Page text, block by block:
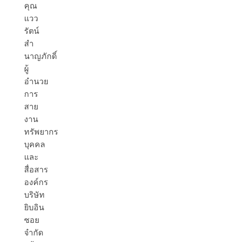
คุณ
แวว
รัตน์
สำ
นาญภักดิ์
ผู้
อำนวย
การ
สาย
งาน
ทรัพยากร
บุคคล
และ
สื่อสาร
องค์กร
บริษัท
ยิบอิน
ซอย
จำกัด